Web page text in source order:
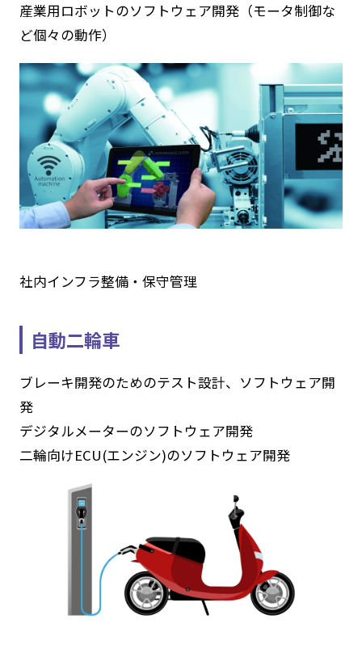
産業用ロボットのソフトウェア開発（モータ制御な
ど個々の動作）
社内インフラ整備・保守管理
自動二輪車
ブレーキ開発のためのテスト設計、ソフトウェア開
発
デジタルメーターのソフトウェア開発
二輪向けECU(エンジン)のソフトウェア開発